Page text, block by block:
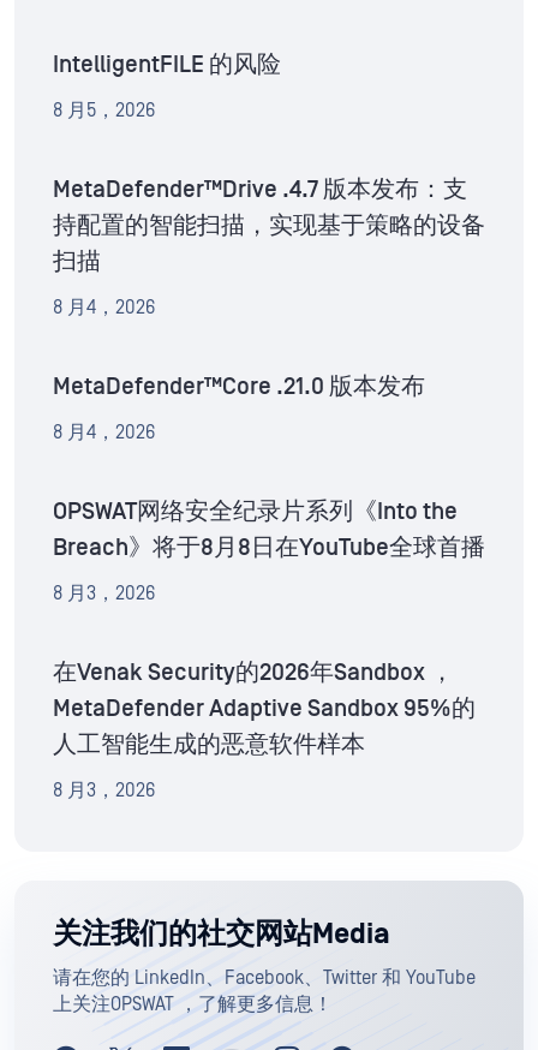
IntelligentFILE 的风险
8 月5，2026
MetaDefender™Drive .4.7 版本发布：支
持配置的智能扫描，实现基于策略的设备
扫描
8 月4，2026
MetaDefender™Core .21.0 版本发布
8 月4，2026
OPSWAT网络安全纪录片系列《Into the
Breach》将于8月8日在YouTube全球首播
8 月3，2026
在Venak Security的2026年Sandbox ，
MetaDefender Adaptive Sandbox 95%的
人工智能生成的恶意软件样本
8 月3，2026
关注我们的社交网站Media
请在您的 LinkedIn、Facebook、Twitter 和 YouTube
上关注OPSWAT ，了解更多信息！